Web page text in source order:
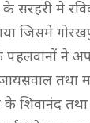
सरहरी मे
जिसमे
पहलवानों ने
तथा
के शिवानंद